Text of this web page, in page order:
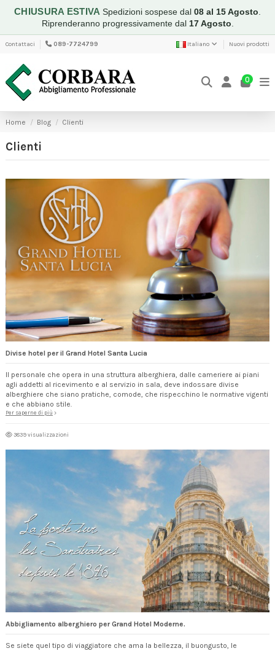
CHIUSURA ESTIVA Spedizioni sospese dal 08 al 15 Agosto
Riprenderanno progressivamente dal 17 Agosto
Contattaci 089-7724799 Italiano Nuovi prodotti
0
Home Blog Clienti
Clienti
Divise hotel per il Grand Hotel Santa Lucia
Il personale che opera in una struttura alberghiera, dalle cameriere ai piani
agli addetti al ricevimento e al servizio in sala, deve indossare divise
alberghiere che siano pratiche, comode, che rispecchino le normative vigenti
e che abbiano stile.
Per saperne di più
3839 visualizzazioni
Abbigliamento alberghiero per Grand Hotel Moderne.
Se siete quel tipo di viaggiatore che ama la bellezza, il buongusto, le